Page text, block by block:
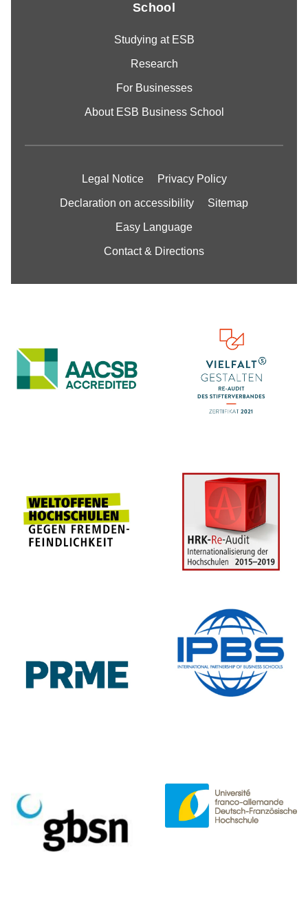
School
Studying at ESB
Research
For Businesses
About ESB Business School
Legal Notice Privacy Policy
Declaration on accessibility Sitemap
Easy Language
Contact & Directions